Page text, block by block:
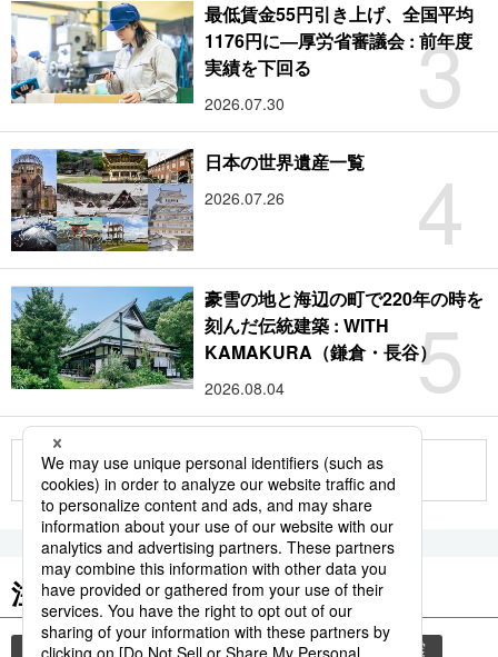
3
最低賃金55円引き上げ、全国平均
1176円に―厚労省審議会 : 前年度
実績を下回る
2026.07.30
4
日本の世界遺産一覧
2026.07.26
5
豪雪の地と海辺の町で220年の時を
刻んだ伝統建築 : WITH
KAMAKURA（鎌倉・長谷）
2026.08.04
もっと見る
注目のキーワード
共同通信ニュース 災害 気象・災害 地震